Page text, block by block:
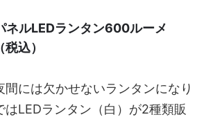
ネルLEDランタン600ルーメ
込）
間には欠かせないランタンになり
はLEDランタン（白）が2種類販